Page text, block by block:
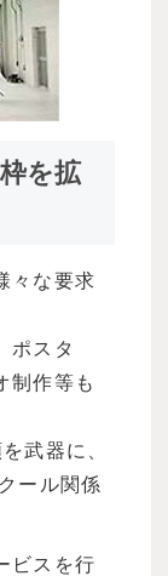
を拡
々な要求
ポスタ
制作等も
武器に、
ール関係
ビスを行